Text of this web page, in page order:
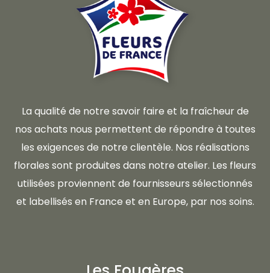
La qualité de notre savoir faire et la fraîcheur de
nos achats nous permettent de répondre à toutes
les exigences de notre clientèle. Nos réalisations
florales sont produites dans notre atelier. Les fleurs
utilisées proviennent de fournisseurs sélectionnés
et labellisés en France et en Europe, par nos soins.